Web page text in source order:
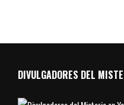
DIVULGADORES DEL